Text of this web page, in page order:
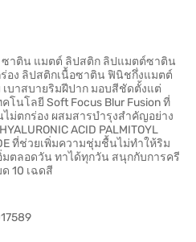
ซาติน แมตต์ ลิปสติก ลิปแมตต์ซาติน
อง ลิปสติกเนื้อซาติน ฟินิชกึ่งแมตต์
บาสบายริมฝีปาก มอบสีชัดตั้งแต่
นโลยี Soft Focus Blur Fusion ที่
ไม่ตกร่อง ผสมสารบำรุงสําคัญอย่าง
ACID PALMITOYL
ที่ช่วยเพิ่มความชุ่มชื้นไม่ทําให้ริม
ตลอดวัน ทาได้ทุกวัน สนุกกับการครี
10 เฉดสี